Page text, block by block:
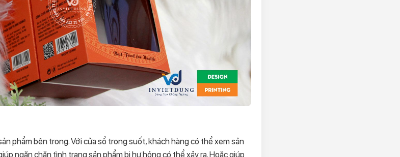
phẩm bên trong. Với cửa sổ trong suốt, khách hàng có thể xem sản
ngăn chặn tình trạng sản phẩm bị hư hỏng có thể xảy ra. Hoặc giúp